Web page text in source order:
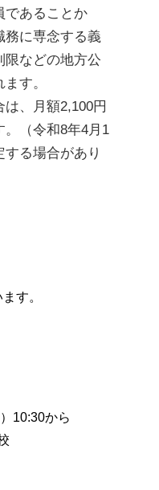
であることか
務に専念する義
限などの地方公
、月額2,100円
。（令和8年4月1
する場合があり
す。
10:30から